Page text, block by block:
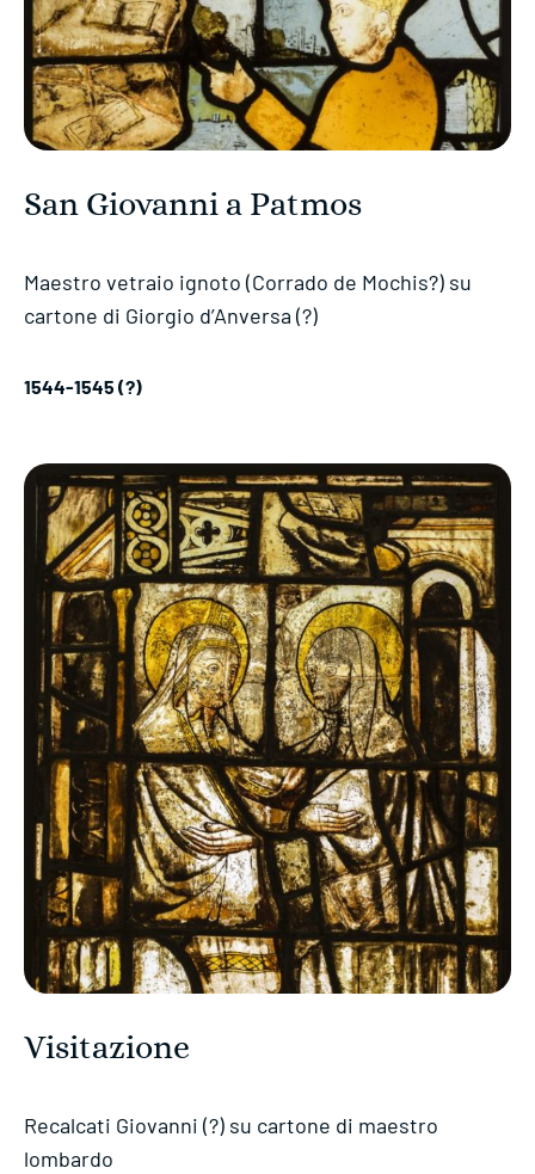
San Giovanni a Patmos
Maestro vetraio ignoto (Corrado de Mochis?) su
cartone di Giorgio d’Anversa (?)
1544-1545 (?)
Visitazione
Recalcati Giovanni (?) su cartone di maestro
lombardo